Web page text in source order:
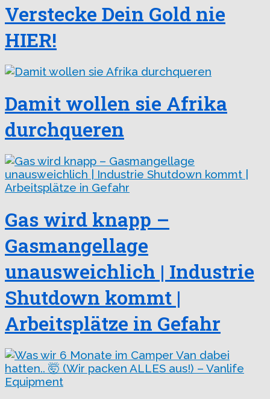
Verstecke Dein Gold nie
HIER!
Damit wollen sie Afrika
durchqueren
Gas wird knapp –
Gasmangellage
unausweichlich | Industrie
Shutdown kommt |
Arbeitsplätze in Gefahr